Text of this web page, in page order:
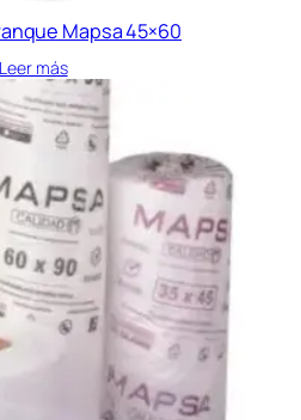
Mapsa 45×60
Leer más